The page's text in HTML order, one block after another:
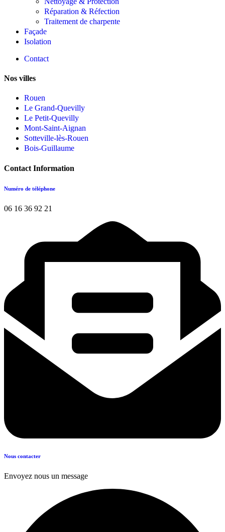
Réparation & Réfection
Traitement de charpente
Façade
Isolation
Contact
Nos villes
Rouen
Le Grand-Quevilly
Le Petit-Quevilly
Mont-Saint-Aignan
Sotteville-lès-Rouen
Bois-Guillaume
Contact Information
Numéro de téléphone
06 16 36 92 21
Nous contacter
Envoyez nous un message